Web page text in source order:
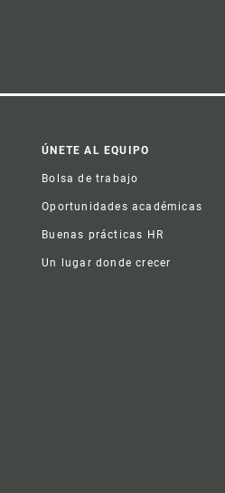
ÚNETE AL EQUIPO
Bolsa de trabajo
Oportunidades académicas
Buenas prácticas HR
Un lugar donde crecer